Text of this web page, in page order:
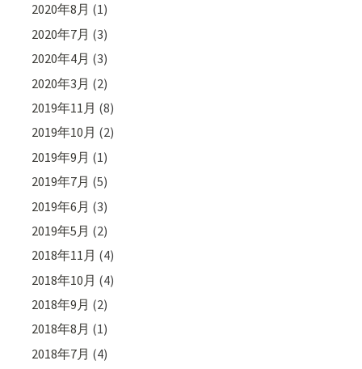
2020年8月 (1)
2020年7月 (3)
2020年4月 (3)
2020年3月 (2)
2019年11月 (8)
2019年10月 (2)
2019年9月 (1)
2019年7月 (5)
2019年6月 (3)
2019年5月 (2)
2018年11月 (4)
2018年10月 (4)
2018年9月 (2)
2018年8月 (1)
2018年7月 (4)